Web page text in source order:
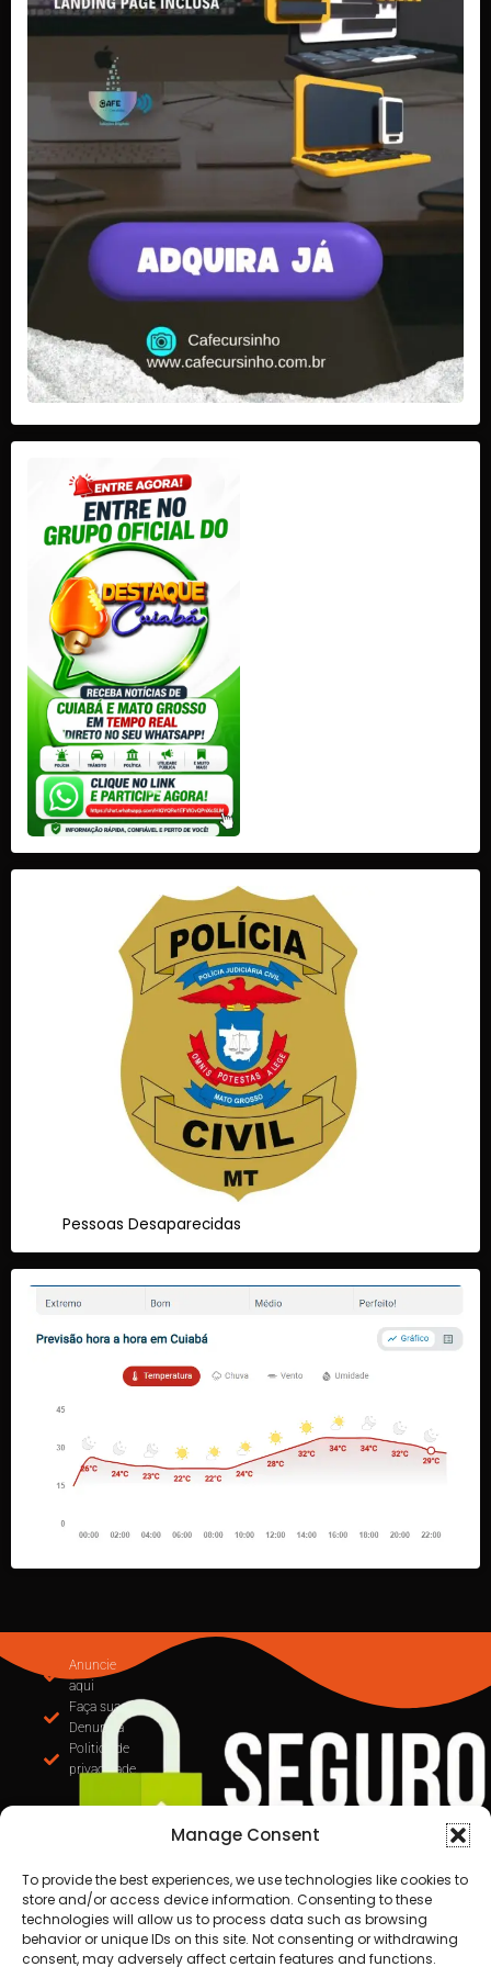
Manage Consent
To provide the best experiences, we use technologies like cookies to
store and/or access device information. Consenting to these
technologies will allow us to process data such as browsing
behavior or unique IDs on this site. Not consenting or withdrawing
consent, may adversely affect certain features and functions.
Pessoas Desaparecidas
Anuncie
aqui
Faça sua
Denuncia
Politica de
privacidade